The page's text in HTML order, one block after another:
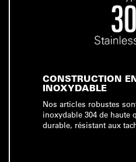
CONSTRUCTION
INOXYDABLE
Nos articles robustes
inoxydable 304 de haute
durable, résistant aux